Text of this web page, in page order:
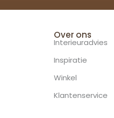
Over ons
Interieuradvies
Inspiratie
Winkel
Klantenservice